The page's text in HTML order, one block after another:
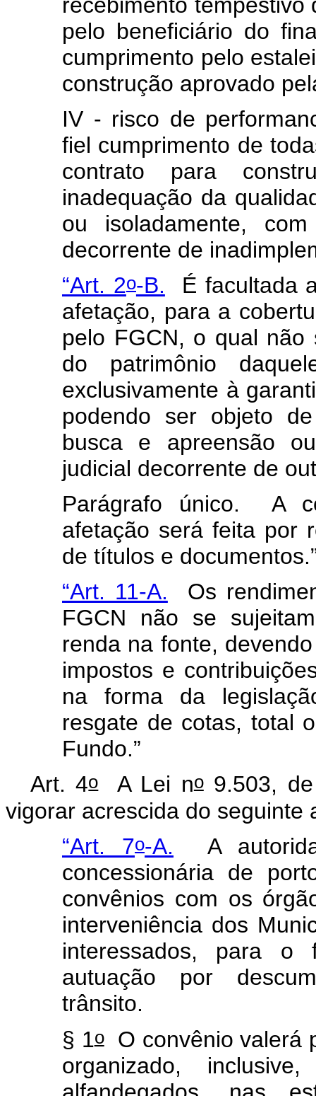
pelo beneficiário do
cumprimento pelo
construção aprovado
IV - risco de
fiel cumprimento de
contrato para
inadequação da
ou isoladamente,
decorrente de
“Art. 2o-B.
É facultada
afetação, para a
pelo FGCN, o qual não
do patrimônio
exclusivamente à
podendo ser objeto
busca e apreensão
judicial decorrente de
Parágrafo único. A
afetação será feita por
de títulos e
“Art. 11-A. Os
FGCN não se
renda na fonte,
impostos e
na forma da
resgate de cotas, total
Fundo.”
Art. 4oA Lei no9.503, de
vigorar acrescida do seguinte
“Art. 7o-A.
A
concessionária de
convênios com os
interveniência dos
interessados, para
autuação por
trânsito.
§ 1oO convênio valerá
organizado,